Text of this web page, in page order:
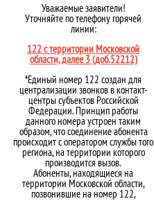
Уважаемые заявители!
Уточняйте по телефону горячей
линии:
122 с территории Московской
области, далее 3 (доб.52212)
*Единый номер 122 создан для
централизации звонков в контакт-
центры субъектов Российской
Федерации. Принцип работы
данного номера устроен таким
образом, что соединение абонента
происходит с оператором службы того
региона, на территории которого
производится вызов.
Абоненты, находящиеся на
территории Московской области,
позвонившие на номер 122,